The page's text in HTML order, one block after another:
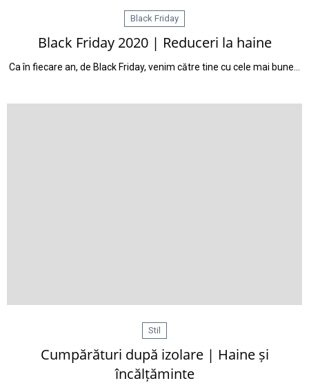
Black Friday
Black Friday 2020 | Reduceri la haine
Ca în fiecare an, de Black Friday, venim către tine cu cele mai bune…
Stil
Cumpărături după izolare | Haine și
încălțăminte